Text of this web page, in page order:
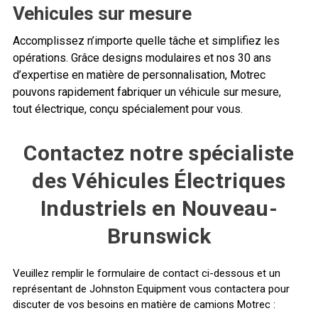
Vehicules sur mesure
Accomplissez n’importe quelle tâche et simplifiez les
opérations. Grâce designs modulaires et nos 30 ans
d’expertise en matière de personnalisation, Motrec
pouvons rapidement fabriquer un véhicule sur mesure,
tout électrique, conçu spécialement pour vous.
Contactez notre spécialiste
des Véhicules Électriques
Industriels en Nouveau-
Brunswick
Veuillez remplir le formulaire de contact ci-dessous et un
représentant de Johnston Equipment vous contactera pour
discuter de vos besoins en matière de camions Motrec :